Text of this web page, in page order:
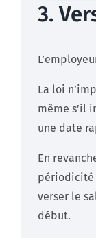
3.
La loi
même s’il
une date
En
périodicité
verser le
début.